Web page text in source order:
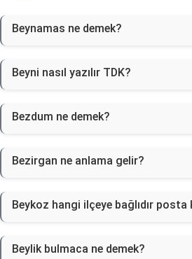
Beynamas ne demek?
Beyni nasıl yazılır TDK?
Bezdum ne demek?
Bezirgan ne anlama gelir?
Beykoz hangi ilçeye bağlıdır posta
Beylik bulmaca ne demek?